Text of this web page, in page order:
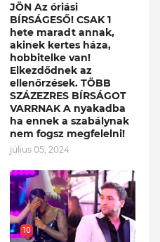
JÖN Az óriási
BÍRSÁGESŐ! CSAK 1
hete maradt annak,
akinek kertes háza,
hobbitelke van!
Elkezdődnek az
ellenőrzések. TÖBB
SZÁZEZRES BÍRSÁGOT
VARRNAK A nyakadba
ha ennek a szabálynak
nem fogsz megfelelni!
július 05, 2024
10